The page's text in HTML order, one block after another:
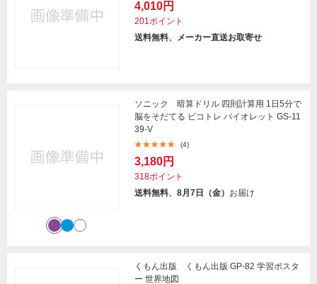
4,010円
201ポイント
送料無料、メーカー直送お取寄せ
ソニック 暗算ドリル 四則計算用 1日5分で
脳をそだてる ピコトレ バイオレット GS-11
39-V
(4)
3,180円
318ポイント
送料無料、8月7日（金） お届け
くもん出版 くもん出版 GP-82 学習ポスタ
ー 世界地図